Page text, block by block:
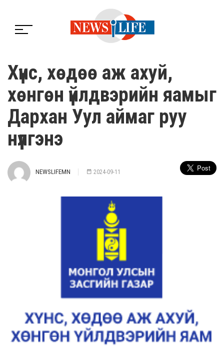
Хүнс, хөдөө аж ахуй,
хөнгөн үйлдвэрийн яамыг
Дархан Уул аймаг руу
нүүлгэнэ
NEWSLIFEMN 2024-09-11